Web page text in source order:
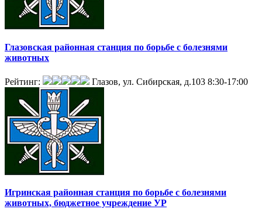
Глазовская районная станция по борьбе с болезнями
животных
Рейтинг: Глазов, ул. Сибирская, д.103 8:30-17:00
Игринская районная станция по борьбе с болезнями
животных, бюджетное учреждение УР